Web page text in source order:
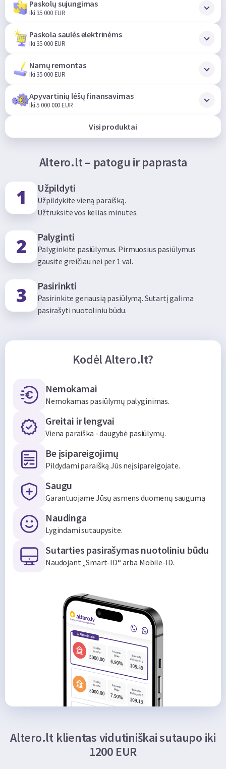
Paskolų sujungimas
Iki 35 000 EUR
Paskola saulės elektrinėms
Iki 35 000 EUR
Namų remontas
Iki 35 000 EUR
Apyvartinių lėšų finansavimas
Iki 5 000 000 EUR
Visi produktai
Altero.lt – patogu ir paprasta
Užpildyti
Užpildykite vieną paraišką.
Užtruksite vos kelias minutes.
Palyginti
Palyginkite pasiūlymus. Pirmuosius pasiūlymus
gausite greičiau nei per 1 val.
Pasirinkti
Pasirinkite geriausią pasiūlymą. Sutartį galima
pasirašyti nuotoliniu būdu.
Kodėl Altero.lt?
Nemokamai
Nemokamas pasiūlymų palyginimas.
Greitai ir lengvai
Viena paraiška - daugybė pasiūlymų.
Be įsipareigojimų
Pildydami paraišką Jūs neįsipareigojate.
Saugu
Garantuojame Jūsų asmens duomenų saugumą
Naudinga
Lygindami sutaupysite.
Sutarties pasirašymas nuotoliniu būdu
Naudojant „Smart-ID“ arba Mobile-ID.
Altero.lt klientas vidutiniškai sutaupo iki
1200 EUR